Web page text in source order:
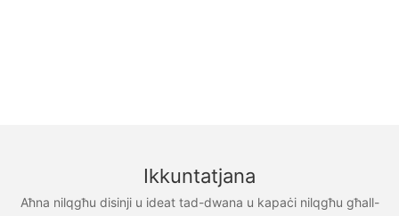
Ikkuntatjana
Aħna nilqgħu disinji u ideat tad-dwana u kapaċi nilqgħu għall-